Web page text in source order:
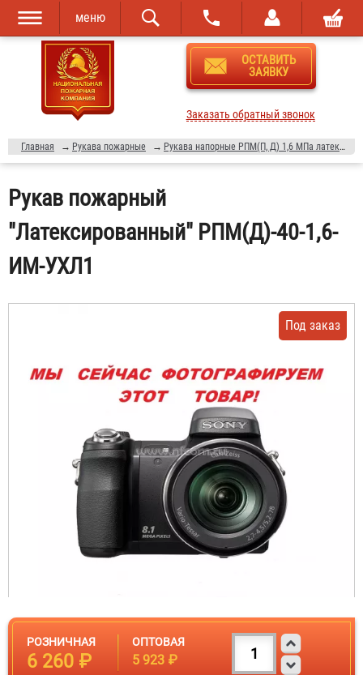
Перейти к
основному
содержанию
Skip to
navigation
меню
ОСТАВИТЬ
ЗАЯВКУ
Заказать обратный звонок
Главная → Рукава пожарные → Рукава напорные РПМ(П, Д) 1,6 МПа латексированные
Рукав пожарный
"Латексированный" РПМ(Д)-40-1,6-
ИМ-УХЛ1
Под заказ
РОЗНИЧНАЯ
6 260 ₽
ОПТОВАЯ
5 923 ₽